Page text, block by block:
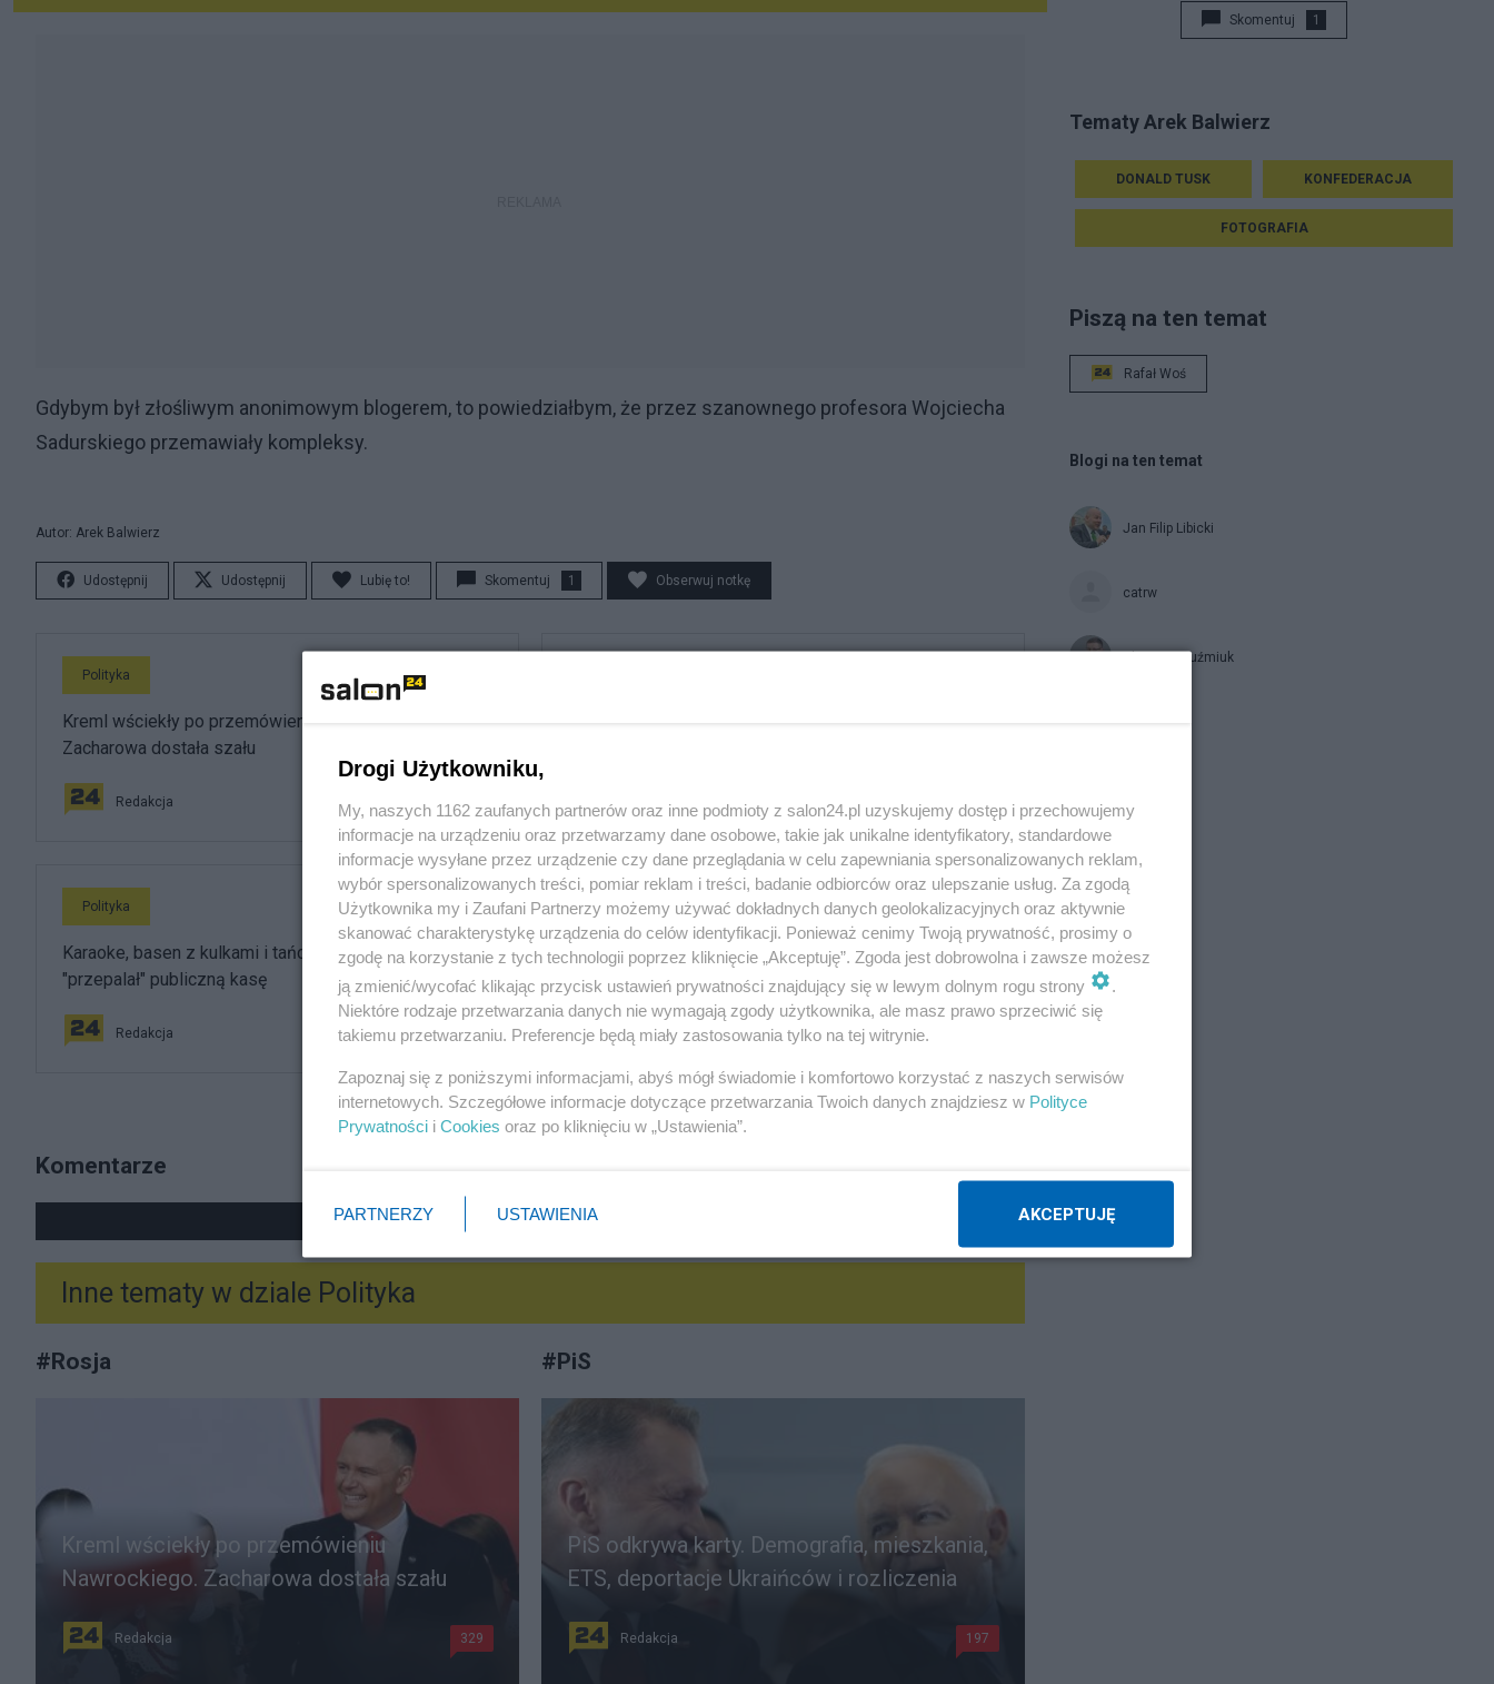
Gdybym był złośliwym anonimowym blogerem, to powiedziałbym, że przez szanownego profesora Wojciecha
Sadurskiego przemawiały kompleksy.
Autor: Arek Balwierz
Udostępnij Udostępnij Lubię to! Skomentuj 1 Obserwuj notkę
Polityka
Kreml wściekły po przemówieniu Nawrockiego.
Zacharowa dostała szału
Redakcja Redakcja
Polityka
Karaoke, basen z kulkami i tańce hulańce. Tak resort
"przepalał" publiczną kasę
Redakcja
Polityka
Rok z Nawrockim. Głośne weta, sojusz z USA i powrót
do Trójmorza
Redakcja
Komentarze
POKAŻ KOMENTARZE (1)
Inne tematy w dziale Polityka
#Rosja
Kreml wściekły po przemówieniu
Nawrockiego. Zacharowa dostała szału
Redakcja 329
#PiS
PiS odkrywa karty. Demografia, mieszkania,
ETS, deportacje Ukraińców i rozliczenia
Redakcja 197
Skomentuj 1
Tematy Arek Balwierz
DONALD TUSK KONFEDERACJA
FOTOGRAFIA
Piszą na ten temat
Rafał Woś
Blogi na ten temat
Jan Filip Libicki
catrw
Zbigniew Kuźmiuk
Drogi Użytkowniku,
My, naszych 1162 zaufanych partnerów oraz inne podmioty z salon24.pl uzyskujemy dostęp i przechowujemy
informacje na urządzeniu oraz przetwarzamy dane osobowe, takie jak unikalne identyfikatory, standardowe
informacje wysyłane przez urządzenie czy dane przeglądania w celu zapewniania spersonalizowanych reklam,
wybór spersonalizowanych treści, pomiar reklam i treści, badanie odbiorców oraz ulepszanie usług. Za zgodą
Użytkownika my i Zaufani Partnerzy możemy używać dokładnych danych geolokalizacyjnych oraz aktywnie
skanować charakterystykę urządzenia do celów identyfikacji. Ponieważ cenimy Twoją prywatność, prosimy o
zgodę na korzystanie z tych technologii poprzez kliknięcie „Akceptuję”. Zgoda jest dobrowolna i zawsze możesz
ją zmienić/wycofać klikając przycisk ustawień prywatności znajdujący się w lewym dolnym rogu strony
.
Niektóre rodzaje przetwarzania danych nie wymagają zgody użytkownika, ale masz prawo sprzeciwić się
takiemu przetwarzaniu. Preferencje będą miały zastosowania tylko na tej witrynie.
Zapoznaj się z poniższymi informacjami, abyś mógł świadomie i komfortowo korzystać z naszych serwisów
internetowych. Szczegółowe informacje dotyczące przetwarzania Twoich danych znajdziesz w Polityce
Prywatności i Cookies oraz po kliknięciu w „Ustawienia”.
PARTNERZY USTAWIENIA AKCEPTUJĘ